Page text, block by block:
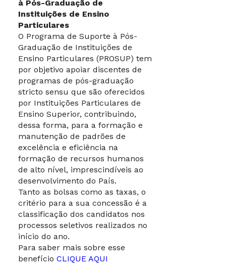
à Pós-Graduação de
Instituições de Ensino
Particulares
O Programa de Suporte à Pós-
Graduação de Instituições de
Ensino Particulares (PROSUP) tem
por objetivo apoiar discentes de
programas de pós-graduação
stricto sensu que são oferecidos
por Instituições Particulares de
Ensino Superior, contribuindo,
dessa forma, para a formação e
manutenção de padrões de
excelência e eficiência na
formação de recursos humanos
de alto nível, imprescindíveis ao
desenvolvimento do País.
Tanto as bolsas como as taxas, o
critério para a sua concessão é a
classificação dos candidatos nos
processos seletivos realizados no
início do ano.
Para saber mais sobre esse
benefício CLIQUE AQUI